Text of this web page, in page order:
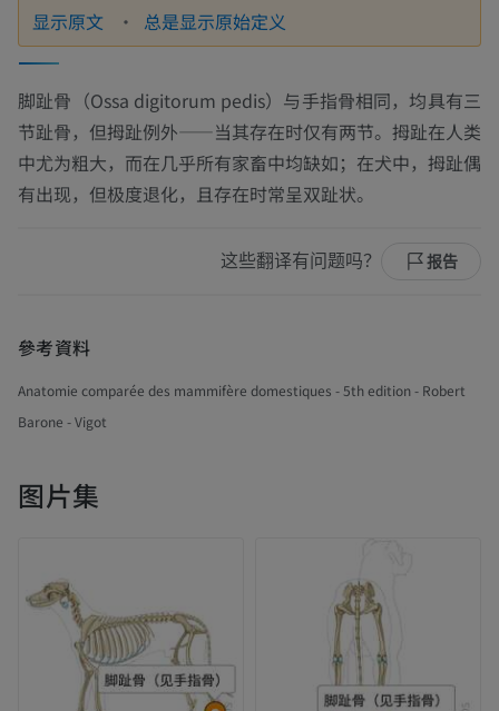
显示原文 总是显示原始定义
脚趾骨（Ossa digitorum pedis）与手指骨相同，均具有三
节趾骨，但拇趾例外——当其存在时仅有两节。拇趾在人类
中尤为粗大，而在几乎所有家畜中均缺如；在犬中，拇趾偶
有出现，但极度退化，且存在时常呈双趾状。
这些翻译有问题吗？ 报告
參考資料
Anatomie comparée des mammifère domestiques - 5th edition - Robert
Barone - Vigot
图片集